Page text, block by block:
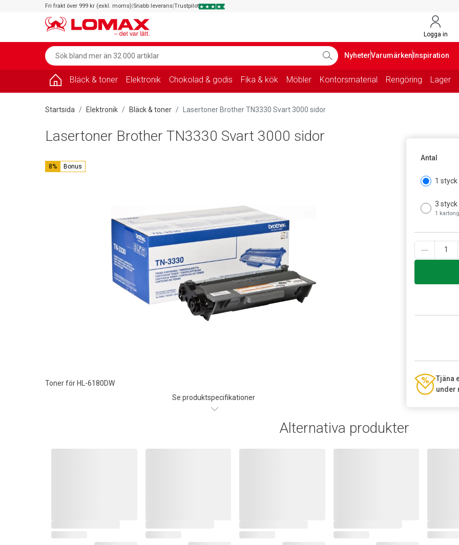
Fri frakt över 999 kr (exkl. moms)|Snabb leverans|Trustpilot
Logga in
NyheterVarumärken Inspiration
Bläck & toner Elektronik Chokolad & godis Fika & kök Möbler Kontorsmaterial Rengöring Lager
Startsida Elektronik Bläck & toner Lasertoner Brother TN3330 Svart 3000 sidor
8% Bonus
Toner för HL-6180DW
Se produktspecifikationer
Antal
1 styck
3 styck
1 kartong
Tjäna
under
Lasertoner Brother TN3330 Svart 3000 sidor
Alternativa produkter